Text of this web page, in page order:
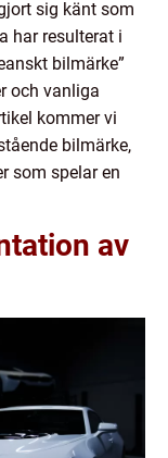
sig känt som
har resulterat i
bilmärke”
och vanliga
kommer vi
bilmärke,
som spelar en
av